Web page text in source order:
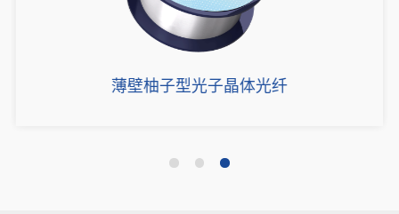
薄壁柚子型光子晶体光纤